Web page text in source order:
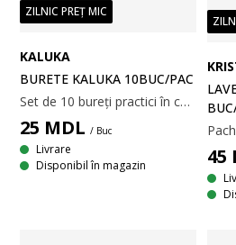
ZILNIC PREȚ MIC
KALUKA
BURETE KALUKA 10BUC/PAC
Set de 10 bureți practici în culori variate. Pot fi folosiți pentru multe scopuri atunci când se face curățenie în casă. Fiecare burete are o parte aspră care poate fi folosită pentru a curăța petele rezistente. Set de 10. 6x8x3 cm
25 MDL / Buc
Livrare
Disponibil în magazin
45